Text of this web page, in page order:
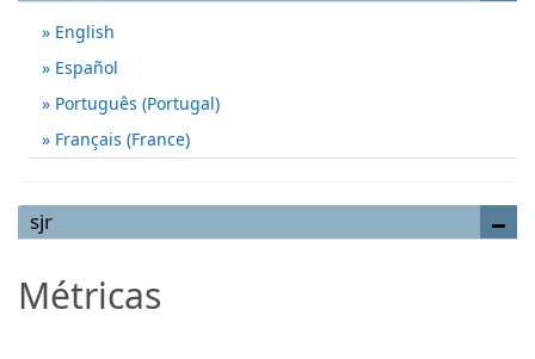
English
Español
Português (Portugal)
Français (France)
sjr
Métricas